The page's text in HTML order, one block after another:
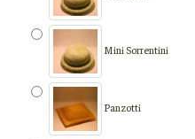
Mini Sorrentini
Panzotti